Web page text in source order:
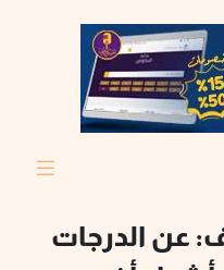
عن الدرجات